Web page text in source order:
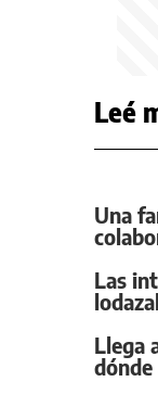
Leé
Una
Las
Llega